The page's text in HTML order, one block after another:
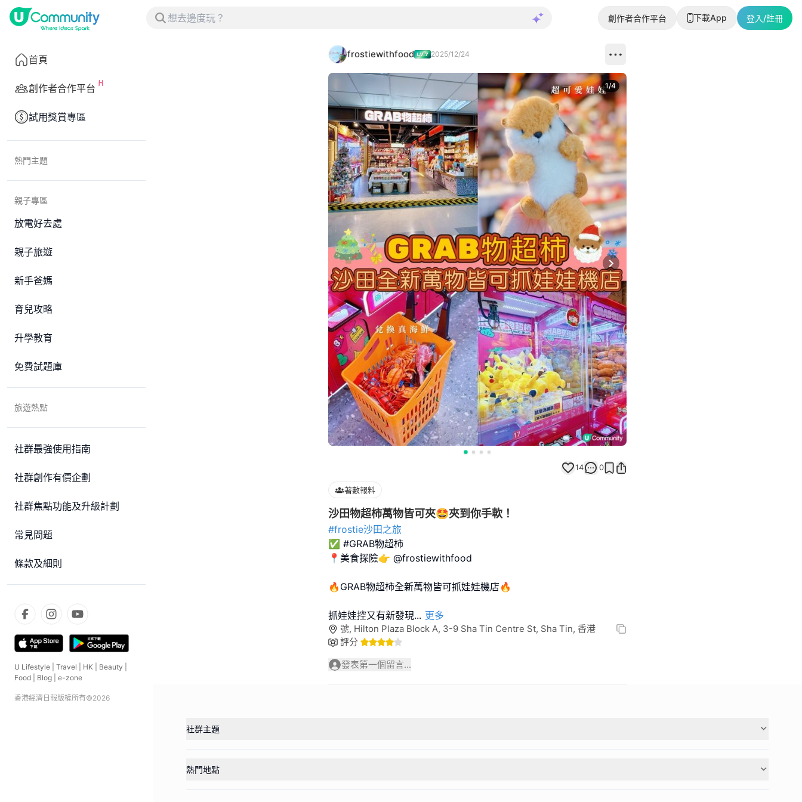
創作者合作平台 下載App 登入/註冊
首頁
創作者合作平台
試用獎賞專區
熱門主題
親子專區
放電好去處
親子旅遊
新手爸媽
育兒攻略
升學教育
免費試題庫
旅遊熱點
社群最強使用指南
社群創作有價企劃
社群焦點功能及升級計劃
常見問題
條款及細則
U Lifestyle Travel HK Beauty
Food
Blog e-zone
香港經濟日報版權所有©2026
frostiewithfood 2025/12/24
Next slide
1/4
14 0
著數報料
沙田物超柿萬物皆可夾🤩夾到你手軟！
#frostie沙田之旅
✅ #GRAB物超柿
📍美食探險👉 @frostiewithfood
🔥GRAB物超柿全新萬物皆可抓娃娃機店🔥
抓娃娃控又有新發現... 更多
號, Hilton Plaza Block A, 3-9 Sha Tin Centre St, Sha Tin, 香港
評分
發表第一個留言...
社群主題
熱門地點